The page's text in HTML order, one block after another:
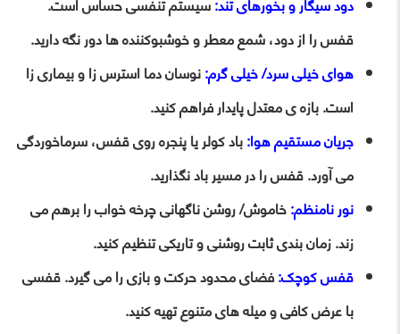
دود سیگار و بخورهای تند:سیستم تنفسی حساس است.
قفس را از دود، شمع معطر و خوشبوکننده ها دور نگه دارید.
هوای خیلی سرد/ خیلی گرم:نوسان دما استرس زا و بیماری زا
است. بازه ی معتدل پایدار فراهم کنید.
جریان مستقیم هوا:باد کولر یا پنجره روی قفس، سرماخوردگی
می آورد. قفس را در مسیر باد نگذارید.
نور نامنظم:خاموش/ روشن ناگهانی چرخه خواب را برهم می
زند. زمان بندی ثابت روشنی و تاریکی تنظیم کنید.
قفس کوچک:فضای محدود حرکت و بازی را می گیرد. قفسی
با عرض کافی و میله های متنوع تهیه کنید.